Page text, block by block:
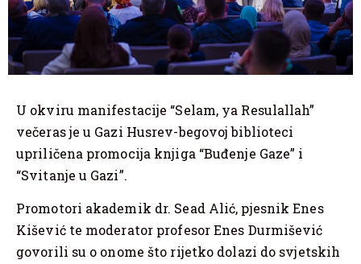
U okviru manifestacije “Selam, ya Resulallah”
večeras je u Gazi Husrev-begovoj biblioteci
upriličena promocija knjiga “Buđenje Gaze” i
“Svitanje u Gazi”.
Promotori akademik dr. Sead Alić, pjesnik Enes
Kišević te moderator profesor Enes Durmišević
govorili su o onome što rijetko dolazi do svjetskih